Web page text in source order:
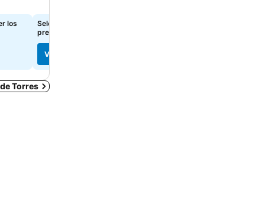
los
Seleccioná las fechas para ver los
precios exactos
Ver precios
Torres